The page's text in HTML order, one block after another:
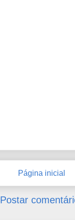
Página inicial
Postar